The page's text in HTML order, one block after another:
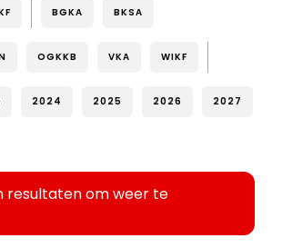
BGKA BKSA
OGKKB VKA WIKF
2024 2025 2026 2027
resultaten om weer te